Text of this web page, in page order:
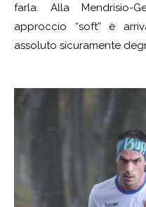
farla. Alla Mendrisio-
approccio “soft” è
assoluto sicuramente